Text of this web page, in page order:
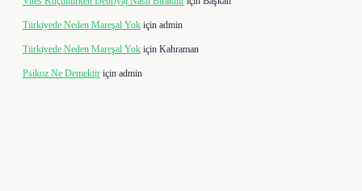
Türkiyede Neden Mareşal Yok için admin
Türkiyede Neden Mareşal Yok için Kahraman
Psikoz Ne Demektir için admin